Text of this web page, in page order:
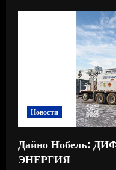
Новости
Дайно Нобель:
ЭНЕРГИЯ